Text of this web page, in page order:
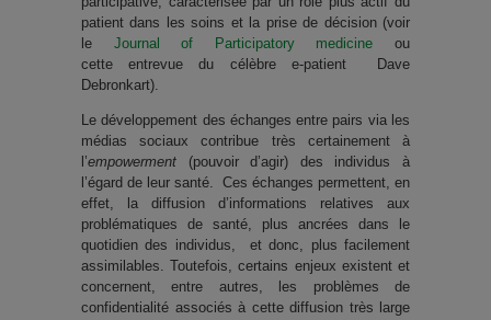
patient dans les soins et la prise de décision (voir
le Journal of Participatory medicine ou
cette entrevue du célèbre e-patient Dave
Debronkart).
Le développement des échanges entre pairs via les
médias sociaux contribue très certainement à
l’empowerment (pouvoir d’agir) des individus à
l’égard de leur santé. Ces échanges permettent, en
effet, la diffusion d’informations relatives aux
problématiques de santé, plus ancrées dans le
quotidien des individus, et donc, plus facilement
assimilables. Toutefois, certains enjeux existent et
concernent, entre autres, les problèmes de
confidentialité associés à cette diffusion très large